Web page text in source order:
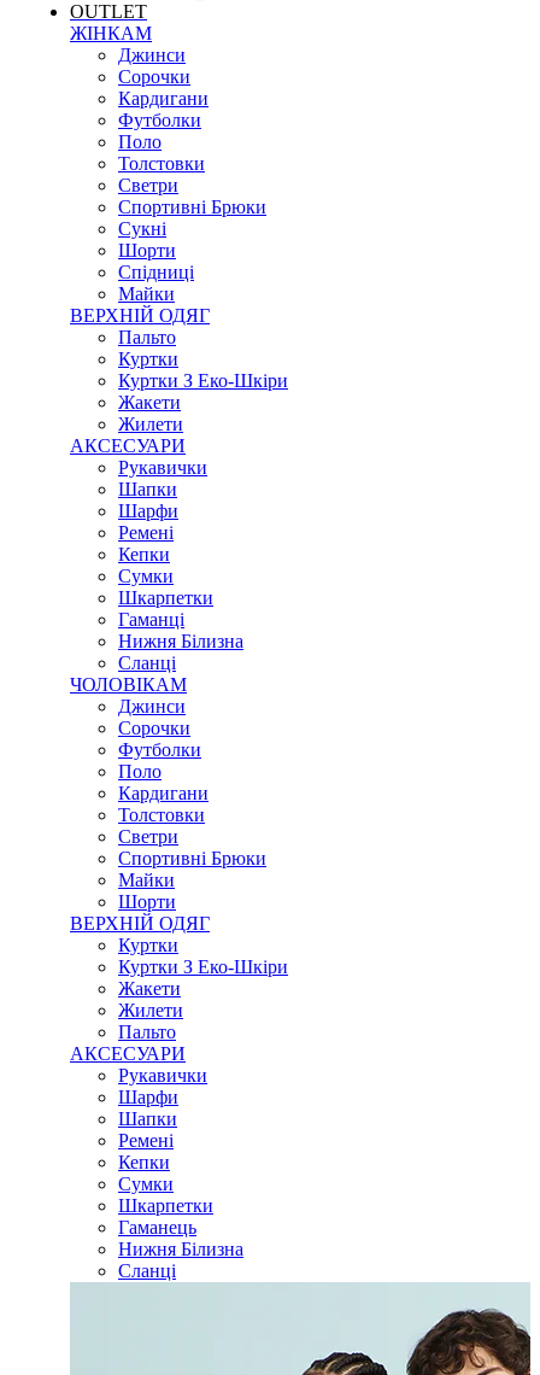
OUTLET
ЖІНКАМ
Джинси
Сорочки
Кардигани
Футболки
Поло
Толстовки
Светри
Спортивні Брюки
Сукні
Шорти
Спідниці
Майки
ВЕРХНІЙ ОДЯГ
Пальто
Куртки
Куртки З Еко-Шкіри
Жакети
Жилети
АКСЕСУАРИ
Рукавички
Шапки
Шарфи
Ремені
Кепки
Сумки
Шкарпетки
Гаманці
Нижня Білизна
Сланці
ЧОЛОВІКАМ
Джинси
Сорочки
Футболки
Поло
Кардигани
Толстовки
Светри
Спортивні Брюки
Майки
Шорти
ВЕРХНІЙ ОДЯГ
Куртки
Куртки З Еко-Шкіри
Жакети
Жилети
Пальто
АКСЕСУАРИ
Рукавички
Шарфи
Шапки
Ремені
Кепки
Сумки
Шкарпетки
Гаманець
Нижня Білизна
Сланці